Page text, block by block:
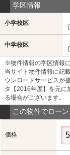
学区情報
小学校区
中学校区
※物件情報の学区情報
当サイト物件情報に記
ウンロードサービスが
タ【2016年度】を元に
る場合がございます。
この物件でロー
価格